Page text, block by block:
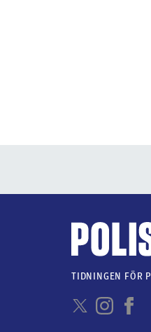
TIDNINGEN FÖR